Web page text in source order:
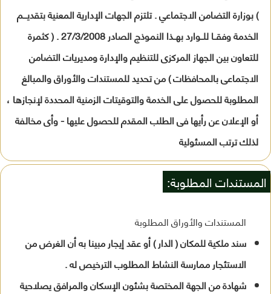
) بوزارة التضامن الاجتماعي . تلتزم الجهات الإدارية المعنية بتقديـــم
الخدمة وفقــا للــوارد بهــذا النموذج الصادر 27/3/2008 . ( كثمرة
للتعاون بين الجهاز المركزى للتنظيم والإدارة ومديريات التضامن
الاجتماعى بالمحافظات ) من تحديد للمستندات والأوراق والمبالغ
المطلوبة للحصول على الخدمة والتوقيتات الزمنية المحددة لإنجازها ،
أو الإعلان عن رأيها فى الطلب المقدم للحصول عليها - وأى مخالفة
لذلك ترتب المسئولية
المستندات المطلوبة:
المستندات والأوراق المطلوبة
سند ملكية للمكان ( الدار ) أو عقد إيجار مبينا به أن الغرض من
الاستئجار ممارسة النشاط المطلوب الترخيص له .
شهادة من الجهة المختصة بشئون الإسكان والمرافق يصلاحية